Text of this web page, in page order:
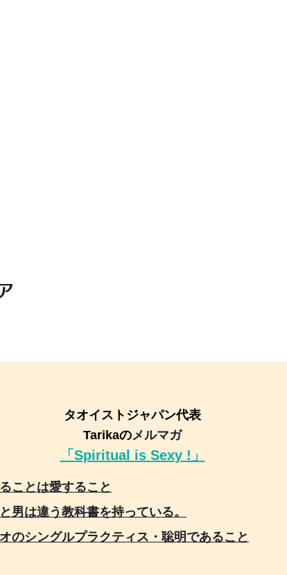
タオイストジャパン代表
Tarikaのメルマガ
「Spiritual is Sexy !」
ことは愛すること
男は違う教科書を持っている。
のシングルプラクティス・聡明であること